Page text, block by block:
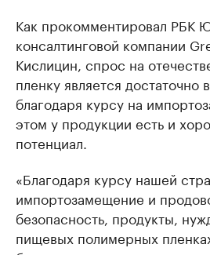
Как прокомментировал РБК
консалтинговой компании
Кислицин, спрос на
пленку является
благодаря курсу на
этом у продукции есть и
потенциал.
«Благодаря курсу нашей
импортозамещение и
безопасность, продукты,
пищевых полимерных